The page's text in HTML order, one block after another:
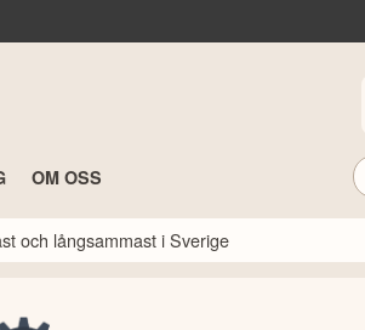
OM OSS
och långsammast i Sverige